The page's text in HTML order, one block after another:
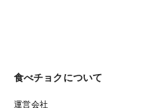
食べチョクについて
運営会社